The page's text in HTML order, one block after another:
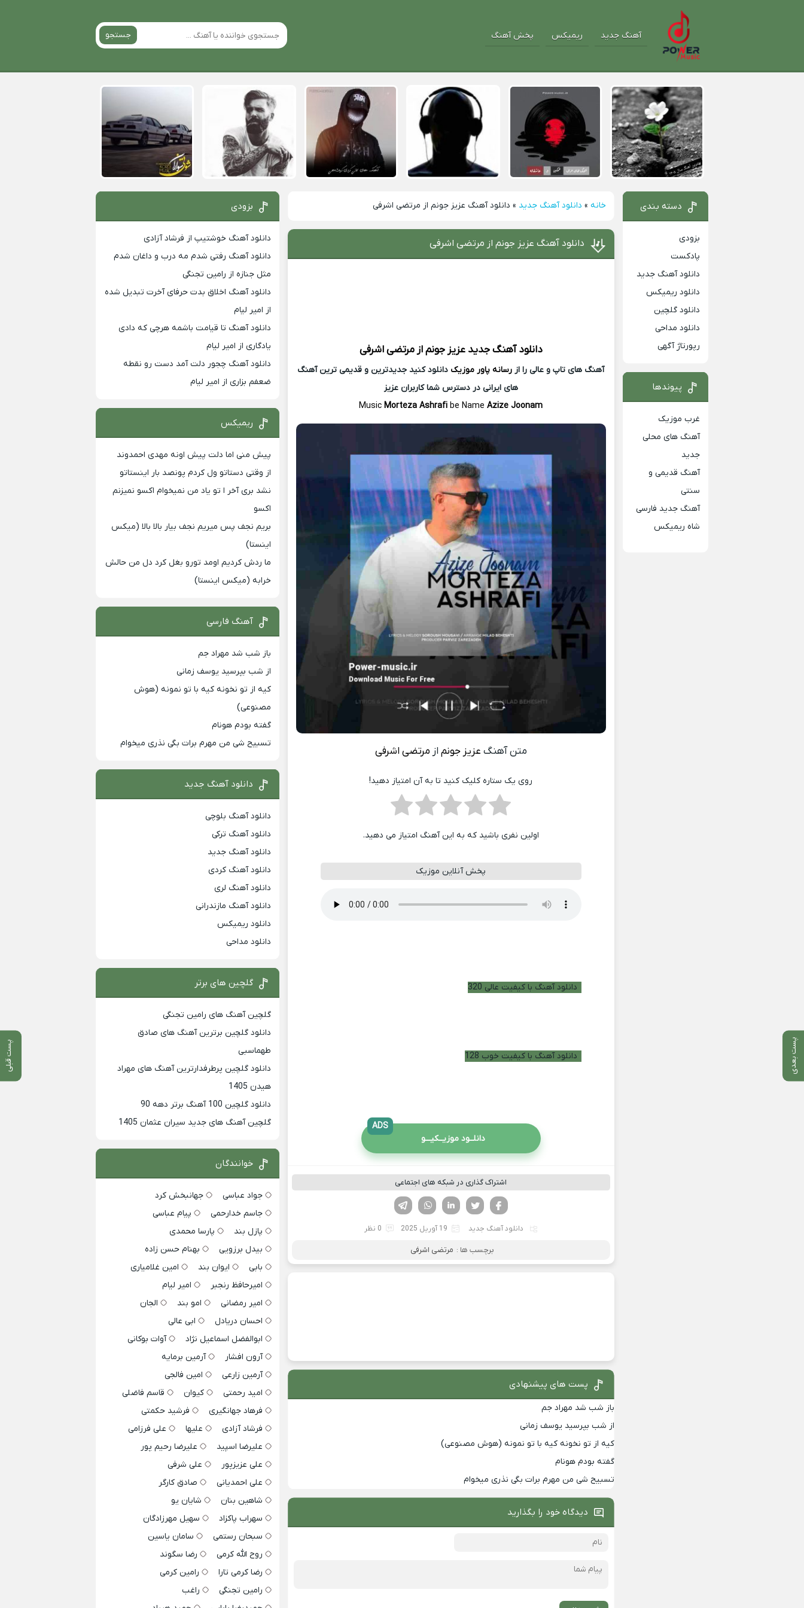
آهنگ جدید ریمیکس پخش آهنگ جستجو
خانه » دانلود آهنگ جدید » دانلود آهنگ عزیز جونم از مرتضی اشرفی
پست بعدی پست قبلی
دانلود آهنگ عزیز جونم از مرتضی اشرفی
دانلود آهنگ جدید عزیز جونم ازمرتضی اشرفی
آهنگ های تاپ و عالی را از رسانه پاور موزیک دانلود کنید جدیدترین و قدیمی ترین آهنگ
های ایرانی در دسترس شما کاربران عزیز
Music Morteza Ashrafibe Name Azize Joonam
متن آهنگ عزیز جونم از مرتضی اشرفی
روی یک ستاره کلیک کنید تا به آن امتیاز دهید!
اولین نفری باشید که به این آهنگ امتیاز می دهید.
پخش آنلاین موزیک
دانلود آهنگ با کیفیت عالی 320
دانلود آهنگ با کیفیت خوب 128
دانلــود موزیــکیـــو
ADS
اشتراک گذاری در شبکه های اجتماعی
لینکدین تویتر
فیسوک
دانلود آهنگ جدید 19 آوریل 2025 0 نظر
برچسب ها : مرتضی اشرفی
پست های پیشنهادی
باز شب شد مهراد جم
از شب بپرسید یوسف زمانی
کیه از تو نخونه کیه با تو نمونه (هوش مصنوعی)
گفته بودم هونام
تسبیح شی من مهرم برات بگی نذری میخوام
دیدگاه خود را بگذارید
دسته بندی
بزودی
پادکست
دانلود آهنگ جدید
دانلود ریمیکس
دانلود گلچین
دانلود مداحی
رپورتاژ آگهی
پیوندها
غرب موزیک
آهنگ های محلی
جدید
آهنگ قدیمی و
سنتی
آهنگ جدید فارسی
شاه ریمیکس
بزودی
دانلود آهنگ خوشتیپ از فرشاد آزادی
دانلود آهنگ رفتی شدم مه درب و داغان شدم
مثل جنازه از رامین تجنگی
دانلود آهنگ اخلاق بدت حرفای آخرت تبدیل شده
از امیر لیام
دانلود آهنگ تا قیامت باشمه هرچی که دادی
یادگاری از امیر لیام
دانلود آهنگ چجور دلت آمد دست رو نقطه
ضعفم بزاری از امیر لیام
ریمیکس
پیش منی اما دلت پیش اونه مهدی احمدوند
از وقتی دستاتو ول کردم پونصد بار اینستاتو
نشد بری آخر ا تو یاد من نمیخوام اکسو نمیزنم
اکسو
بریم نجف پس میریم نجف بیار بالا بالا (میکس
اینستا)
ما ردش کردیم اومد تورو بغل کرد دل من حالش
خرابه (میکس اینستا)
آهنگ فارسی
باز شب شد مهراد جم
از شب بپرسید یوسف زمانی
کیه از تو نخونه کیه با تو نمونه (هوش
مصنوعی)
گفته بودم هونام
تسبیح شی من مهرم برات بگی نذری میخوام
دانلود آهنگ جدید
دانلود آهنگ بلوچی
دانلود آهنگ ترکی
دانلود آهنگ جدید
دانلود آهنگ کردی
دانلود آهنگ لری
دانلود آهنگ مازندرانی
دانلود ریمیکس
دانلود مداحی
گلچین های برتر
گلچین آهنگ های رامین تجنگی
دانلود گلچین برترین آهنگ های صادق
طهماسبی
دانلود گلچین پرطرفدارترین آهنگ های مهراد
هیدن 1405
دانلود گلچین 100 آهنگ برتر دهه 90
گلچین آهنگ های جدید سیران عثمان 1405
خوانندگان
جواد عباسی
جهانبخش کرد
جاسم خدارحمی
پیام عباسی
پازل بند
پارسا محمدی
بیدل برزویی
بهنام حسن زاده
بابی
ایوان بند
امین غلامیاری
امیرحافظ رنجبر
امیر لیام
امیر رمضانی
امو بند
الجان
احسان دریادل
ابی عالی
ابوالفضل اسماعیل نژاد
آوات بوکانی
آرون افشار
آرمین برمایه
آرمین زارعی
امین فالجی
امید رحمتی
کیوان
قاسم فاضلی
فرهاد جهانگیری
فرشید حکمتی
فرشاد آزادی
علیها
علی فرزامی
علیرضا اسپید
علیرضا رحیم پور
علی عزیزپور
علی شرفی
علی احمدیانی
صادق کارگر
شاهین بنان
شایان یو
سهراب پاکزاد
سهیل مهرزادگان
سبحان رستمی
سامان یاسین
روح الله کرمی
رضا سگوند
رضا کرمی تارا
رامین کرمی
رامین تجنگی
راغب